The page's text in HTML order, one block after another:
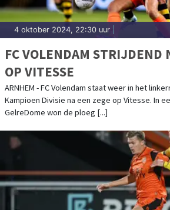
4 oktober 2024, 22:30 uur
FC VOLENDAM STRIJDEND
OP VITESSE
ARNHEM - FC Volendam staat weer in het
Kampioen Divisie na een zege op Vitesse. In
GelreDome won de ploeg [...]